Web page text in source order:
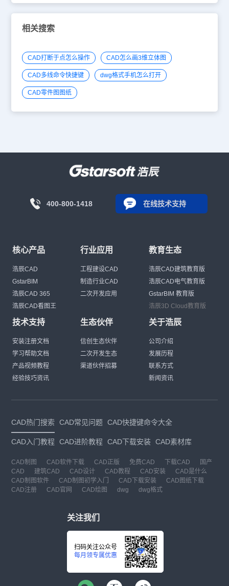
相关搜索
CAD打断于点怎么操作 CAD怎么画3维立体图
CAD多线命令快捷键 dwg格式手机怎么打开
CAD零件图图纸
400-800-1418 在线技术支持
核心产品
浩辰CAD
GstarBIM
浩辰CAD 365
浩辰CAD看图王
行业应用
工程建设CAD
制造行业CAD
二次开发应用
教育生态
浩辰CAD建筑教育版
浩辰CAD电气教育版
GstarBIM 教育版
浩辰3D Cloud教育版
技术支持
安装注册文档
学习帮助文档
产品视频教程
经验技巧资讯
生态伙伴
信创生态伙伴
二次开发生态
渠道伙伴招募
关于浩辰
公司介绍
发展历程
联系方式
新闻资讯
CAD热门搜索 CAD常见问题 CAD快捷键命令大全
CAD入门教程 CAD进阶教程 CAD下载安装 CAD素材库
CAD制图 CAD软件下载 CAD正版 免费CAD 下载CAD
国产
CAD
建筑CAD CAD设计 CAD教程 CAD安装
CAD是什么
CAD制图软件
CAD制图初学入门 CAD下载安装
CAD图纸下载
CAD注册
CAD官网 CAD绘图 dwg dwg格式
关注我们
扫码关注公众号
每月领专属优惠